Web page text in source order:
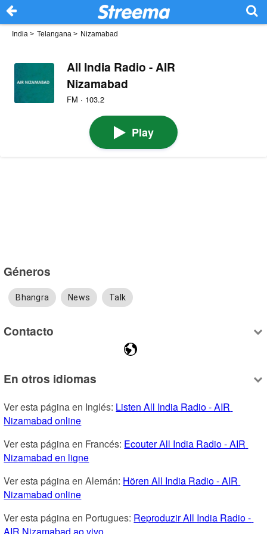
India > Telangana > Nizamabad
All India Radio - AIR
Nizamabad
FM · 103.2
Play
Géneros
Bhangra News Talk
Contacto
En otros idiomas
Ver esta página en Inglés: Listen All India Radio - AIR
Nizamabad online
Ver esta página en Francés: Ecouter All India Radio - AIR
Nizamabad en ligne
Ver esta página en Alemán: Hören All India Radio - AIR
Nizamabad online
Ver esta página en Portugues: Reproduzir All India Radio -
AIR Nizamabad ao vivo